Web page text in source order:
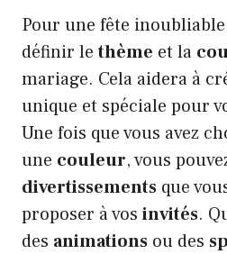
Pour une fête
définir lethème et la
mariage. Cela aidera à
unique et spéciale pour
Une fois que vous avez
une couleur, vous
divertissements que
proposer à vos invités.
des animations ou des